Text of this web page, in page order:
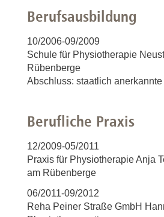
Berufsausbildung
10/2006-09/2009
Schule für Physiotherapie
Rübenberge
Abschluss: staatlich
Berufliche Praxis
12/2009-05/2011
Praxis für Physiotherapie Anja
am Rübenberge
06/2011-09/2012
Reha Peiner Straße GmbH